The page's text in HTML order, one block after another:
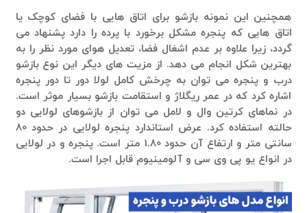
همچنین این نمونه بازشو برای اتاق هایی با فضای کوچک یا
اتاق هایی که پنجره مشکل برخورد با پرده را دارد پشنهاد می
گردد، زیرا علاوه بر عدم اشغال فضا، تعدیل هوای مورد نظر را به
بهترین شکل انجام می دهد. از مزیت های دیگر این نوع بازشو
درب و پنجره می توان به چرخش کامل لولا دور تا دور پنجره
اشاره کرد که در عمر ریگلاژ و استقامت بازشو بسیار موثر است.
در نماهای کرتین وال و لامل می توان از بازشوهای لولایی دو
حالته استفاده کرد. عرض استاندارد پنجره لولایی در حدود 80
سانتی متر و ارتفاع آن حدود 1.80 متر است. پنجره و در لولایی
در انواع یو پی وی سی و آلومینیوم قابل اجرا است.